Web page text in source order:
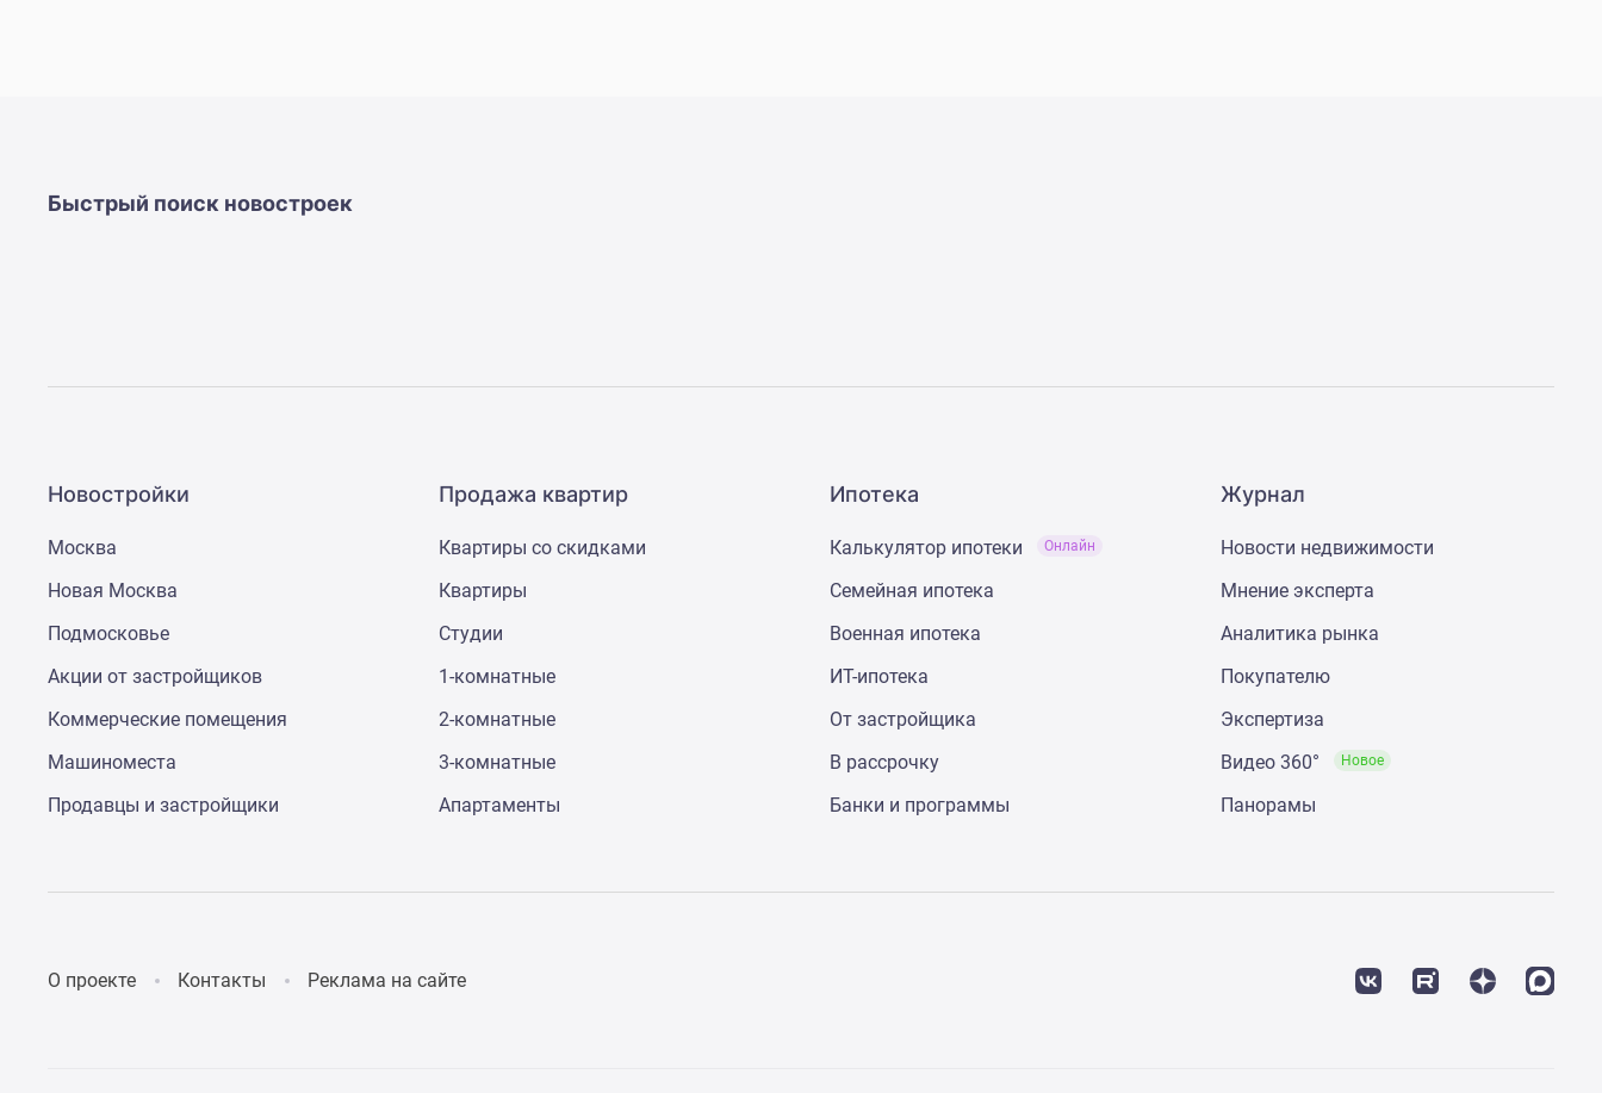
Бизнес-
центры
Быстрый поиск новостроек
Новостройки
Москва
Новая Москва
Подмосковье
Акции от застройщиков
Коммерческие помещения
Машиноместа
Продавцы и застройщики
Продажа квартир
Квартиры со скидками
Квартиры
Студии
1-комнатные
2-комнатные
3-комнатные
Апартаменты
Ипотека
Калькулятор ипотеки Онлайн
Семейная ипотека
Военная ипотека
ИТ-ипотека
От застройщика
В рассрочку
Банки и программы
Журнал
Новости недвижимости
Мнение эксперта
Аналитика рынка
Покупателю
Экспертиза
Видео 360°
Новое
Панорамы
О проекте Контакты Реклама на сайте